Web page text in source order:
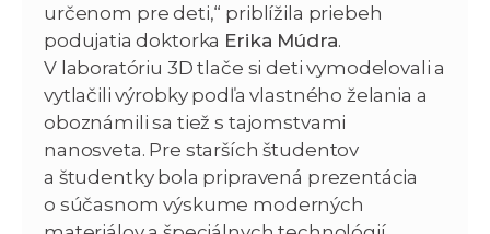
určenom pre deti,“ priblížila priebeh
podujatia doktorka Erika Múdra.
V laboratóriu 3D tlače si deti vymodelovali a
vytlačili výrobky podľa vlastného želania a
oboznámili sa tiež s tajomstvami
nanosveta. Pre starších študentov
a študentky bola pripravená prezentácia
o súčasnom výskume moderných